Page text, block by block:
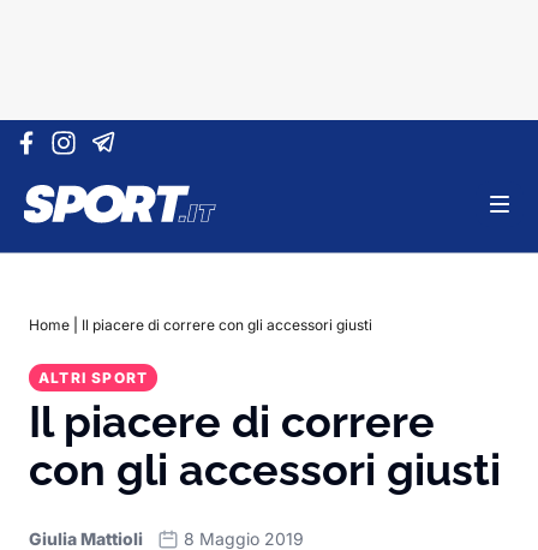
Vai al contenuto
Home Il piacere di correre con gli accessori giusti
ALTRI SPORT
Il piacere di correre
con gli accessori giusti
Giulia Mattioli 8 Maggio 2019